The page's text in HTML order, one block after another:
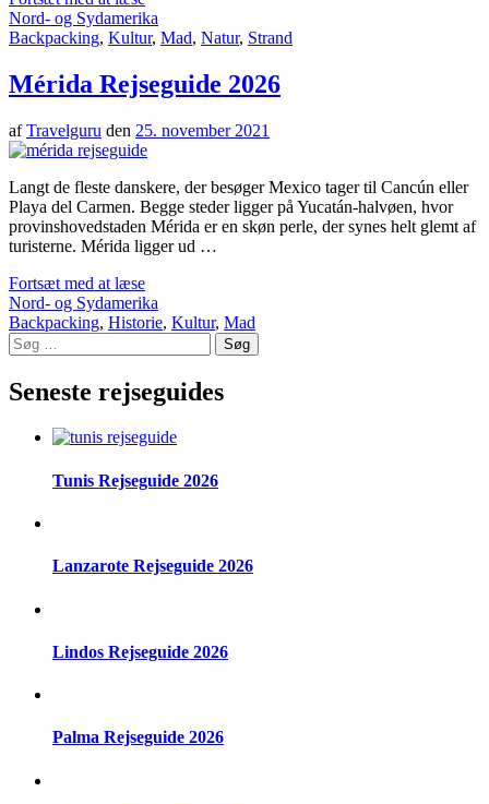
Nord- og Sydamerika
Backpacking, Kultur, Mad, Natur, Strand
Mérida Rejseguide 2026
afTravelguru den 25. november 2021
Langt de fleste danskere, der besøger Mexico tager til Cancún eller
Playa del Carmen. Begge steder ligger på Yucatán-halvøen, hvor
provinshovedstaden Mérida er en skøn perle, der synes helt glemt af
turisterne. Mérida ligger ud …
Fortsæt med at læse
Nord- og Sydamerika
Backpacking, Historie, Kultur, Mad
Søg
efter:
Seneste rejseguides
Tunis Rejseguide 2026
Lanzarote Rejseguide 2026
Lindos Rejseguide 2026
Palma Rejseguide 2026